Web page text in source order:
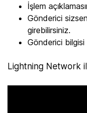
İşlem
Gönderici
girebilirsiniz.
Gönderici bilgisi
Lightning Network